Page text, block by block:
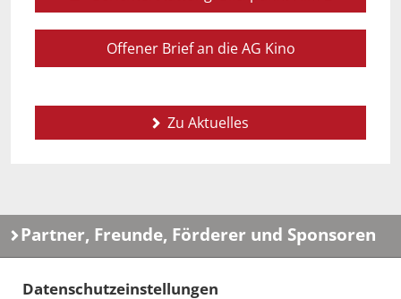
Offener Brief an die AG Kino
Zu Aktuelles
Partner, Freunde, Förderer und Sponsoren
Datenschutzeinstellungen